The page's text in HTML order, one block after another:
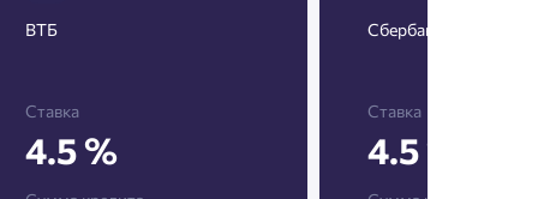
ВТБ
Ставка
4.5 %
Сбербанк
Ставка
4.5 %